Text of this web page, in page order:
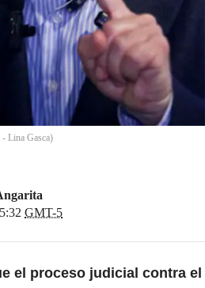
Lina Gasca)
GMT-5
el proceso judicial contra el